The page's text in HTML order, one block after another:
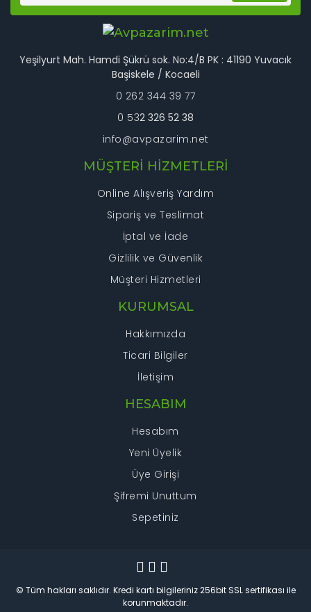
Ürün bilgilerinde hatalar bulunuyor.
Ürün fiyatı diğer sitelerden daha pahalı.
Bu ürüne benzer farklı alternatifler olmalı.
Gönder
Yeşilyurt Mah. Hamdi Şükrü sok. No:4/B PK : 41190 Yuvacık
Başiskele / Kocaeli
0 262 344 39 77
0 532 326 52 38
info@avpazarim.net
MÜŞTERİ HİZMETLERİ
Online Alışveriş Yardım
Sipariş ve Teslimat
İptal ve İade
Gizlilik ve Güvenlik
Müşteri Hizmetleri
KURUMSAL
Hakkımızda
Ticari Bilgiler
İletişim
HESABIM
Hesabım
Yeni Üyelik
Üye Girişi
Şifremi Unuttum
Sepetiniz
© Tüm hakları saklıdır. Kredi kartı bilgileriniz 256bit SSL sertifikası ile
korunmaktadır.